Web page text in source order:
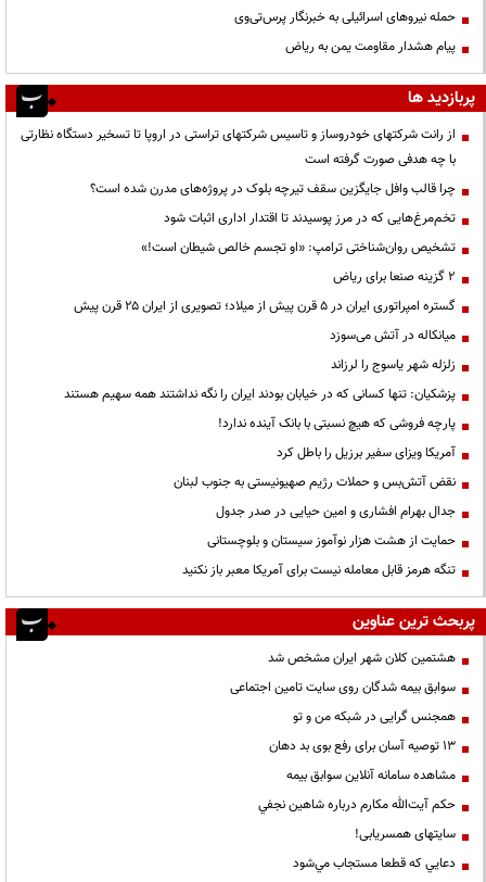
حمله نیروهای اسرائیلی به خبرنگار پرس‌تی‌وی
پیام هشدار مقاومت یمن به ریاض
پربازدید ها
از رانت‌ شرکتهای خودروساز و تاسیس شرکتهای تراستی در اروپا تا تسخیر دستگاه نظارتی
با چه هدفی صورت گرفته است
چرا قالب وافل جایگزین سقف تیرچه بلوک در پروژه‌های مدرن شده است؟
تخم‌مرغ‌هایی که در مرز پوسیدند تا اقتدار اداری اثبات شود
تشخیص روان‌شناختی ترامپ: «او تجسم خالص شیطان است!»
۲ گزینه صنعا برای ریاض
گستره امپراتوری ایران در ۵ قرن پیش از میلاد؛ تصویری از ایران ۲۵ قرن پیش
میانکاله در آتش می‌سوزد
زلزله شهر یاسوج را لرزاند
پزشکیان: تنها کسانی که در خیابان بودند ایران را نگه نداشتند همه سهیم هستند
پارچه فروشی که هیچ نسبتی با بانک آینده ندارد!
آمریکا ویزای سفیر برزیل را باطل کرد
نقض آتش‌بس و حملات رژیم صهیونیستی به جنوب لبنان
جدال بهرام افشاری و امین حیایی در صدر جدول
حمایت از هشت هزار نوآموز سیستان و بلوچستانی
تنگه هرمز قابل معامله نیست برای آمریکا معبر باز نکنید
پربحث ترین عناوین
هشتمین کلان شهر ایران مشخص شد
سوابق بیمه شدگان روی سایت تامین اجتماعی
همجنس گرایی در شبکه من و تو
13 توصیه آسان برای رفع بوی بد دهان
مشاهده سامانه آنلاين سوابق بیمه
حكم آيت‌الله مكارم درباره شاهين نجفي
سایتهای همسریابی!
دعايي كه قطعا مستجاب مي‌شود